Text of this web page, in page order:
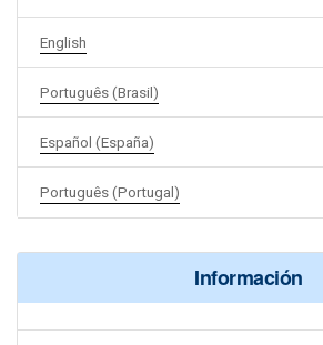
English
Português (Brasil)
Español (España)
Português (Portugal)
Información